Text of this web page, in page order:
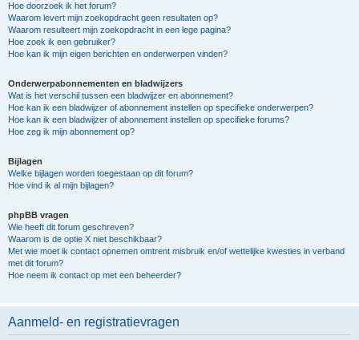
Hoe doorzoek ik het forum?
Waarom levert mijn zoekopdracht geen resultaten op?
Waarom resulteert mijn zoekopdracht in een lege pagina?
Hoe zoek ik een gebruiker?
Hoe kan ik mijn eigen berichten en onderwerpen vinden?
Onderwerpabonnementen en bladwijzers
Wat is het verschil tussen een bladwijzer en abonnement?
Hoe kan ik een bladwijzer of abonnement instellen op specifieke onderwerpen?
Hoe kan ik een bladwijzer of abonnement instellen op specifieke forums?
Hoe zeg ik mijn abonnement op?
Bijlagen
Welke bijlagen worden toegestaan op dit forum?
Hoe vind ik al mijn bijlagen?
phpBB vragen
Wie heeft dit forum geschreven?
Waarom is de optie X niet beschikbaar?
Met wie moet ik contact opnemen omtrent misbruik en/of wettelijke kwesties in verband
met dit forum?
Hoe neem ik contact op met een beheerder?
Aanmeld- en registratievragen